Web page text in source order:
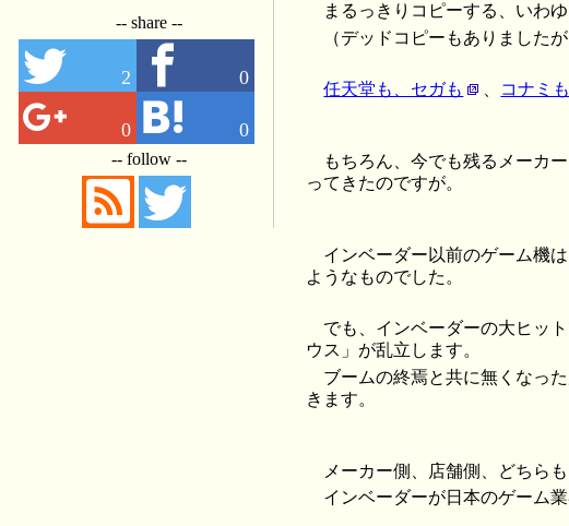
まるっきりコピーする、いわ
（デッドコピーもありましたが
任天堂も、セガも 、 コナミ
もちろん、今でも残るメーカ
ってきたのですが。
インベーダー以前のゲーム機
ようなものでした。
でも、インベーダーの大ヒッ
ウス」が乱立します。
ブームの終焉と共に無くなっ
きます。
メーカー側、店舗側、どちら
インベーダーが日本のゲーム
-- share --
2 0
0 0
-- follow --